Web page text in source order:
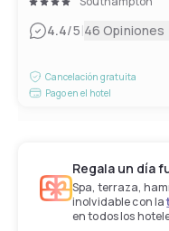
4.4/5|46 Opiniones
Cancelación gratuita
Pago en el hotel
Regala un día
Spa, terraza,
inolvidable con la
en todos los